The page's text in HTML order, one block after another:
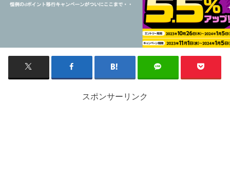
スポンサーリンク